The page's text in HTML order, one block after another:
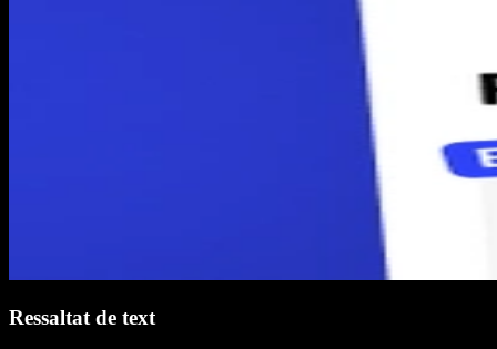
Ressaltat de text